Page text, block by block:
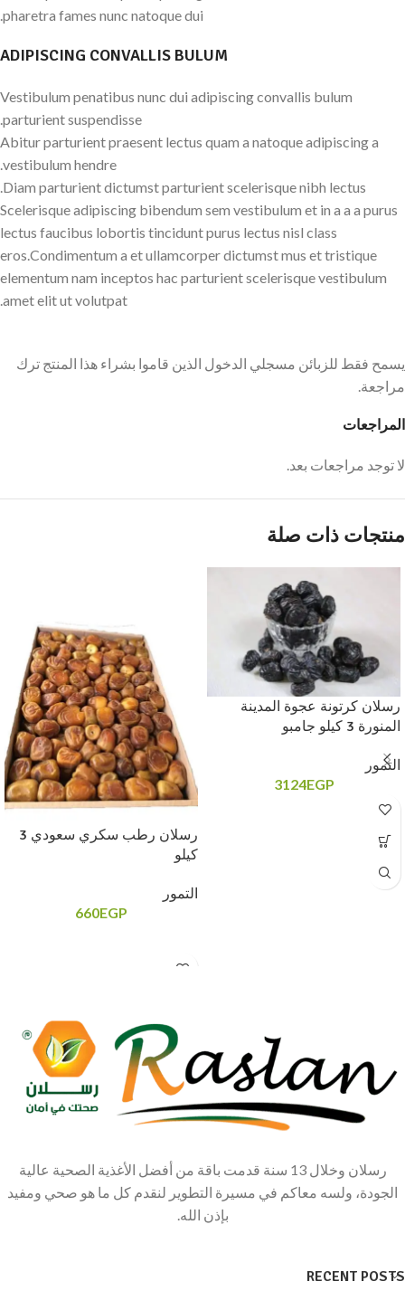
pharetra fames nunc natoque dui.
ADIPISCING CONVALLIS BULUM
Vestibulum penatibus nunc dui adipiscing convallis bulum
parturient suspendisse.
Abitur parturient praesent lectus quam a natoque adipiscing a
vestibulum hendre.
Diam parturient dictumst parturient scelerisque nibh lectus.
Scelerisque adipiscing bibendum sem vestibulum et in a a a purus
lectus faucibus lobortis tincidunt purus lectus nisl class
eros.Condimentum a et ullamcorper dictumst mus et tristique
elementum nam inceptos hac parturient scelerisque vestibulum
amet elit ut volutpat.
المراجعات
لا توجد مراجعات بعد.
يسمح فقط للزبائن مسجلي الدخول الذين قاموا بشراء هذا المنتج ترك
مراجعة.
منتجات ذات صلة
رسلان كرتونة عجوة المدينة
المنورة 3 كيلو جامبو
التمور
3124EGP
رسلان رطب سكري سعودي 3
كيلو
التمور
660EGP
رسلان وخلال 13 سنة قدمت باقة من أفضل الأغذية الصحية عالية
الجودة، ولسه معاكم في مسيرة التطوير لنقدم كل ما هو صحي ومفيد
بإذن الله.
RECENT POSTS